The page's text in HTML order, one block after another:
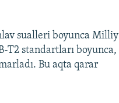
sualleri boyunca Milliy
T2 standartları boyunca,
Bu aqta qarar